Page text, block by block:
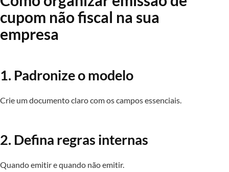
cupom não fiscal na sua
empresa
1. Padronize o modelo
Crie um documento claro com os campos essenciais.
2. Defina regras internas
Quando emitir e quando não emitir.